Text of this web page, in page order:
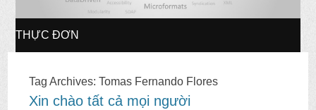
THỰC ĐƠN
ĐẾN
Tag Archives:Tomas Fernando Flores
Xin chào tất cả mọi người